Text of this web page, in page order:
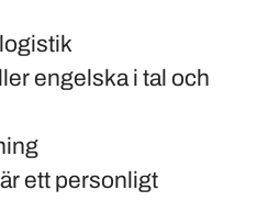
engelska i tal och
ett personligt